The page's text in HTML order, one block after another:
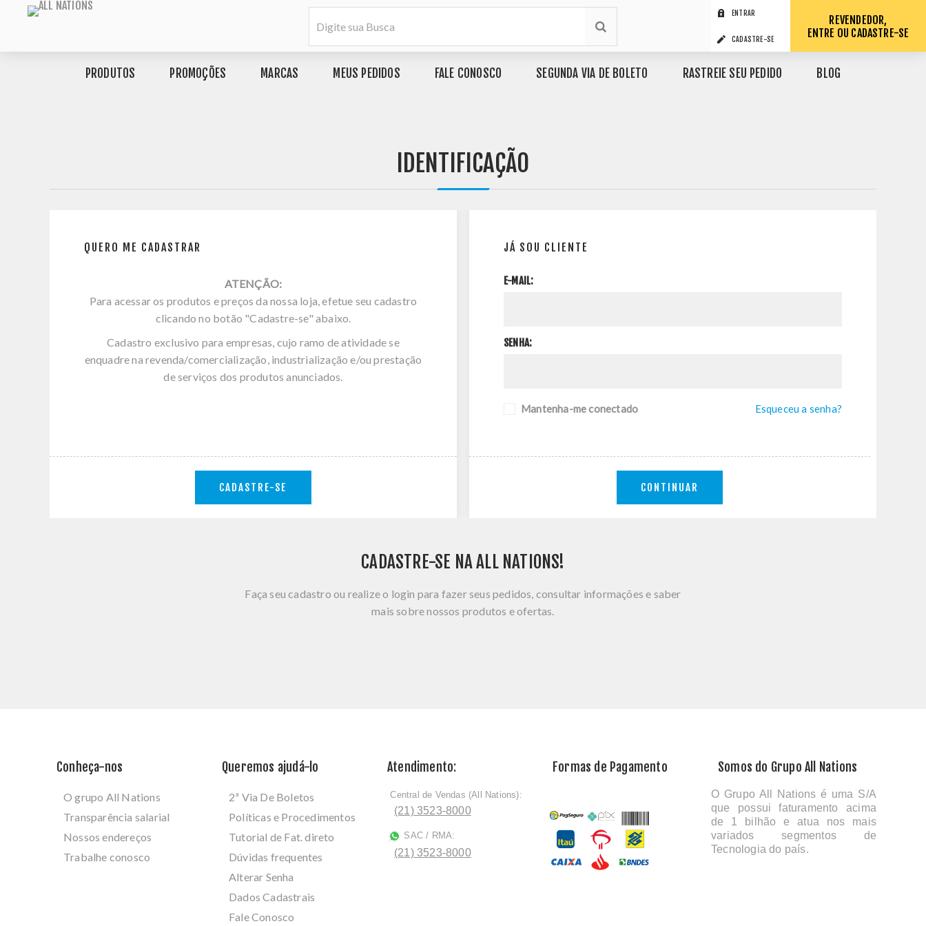
ENTRAR
CADASTRE-SE
REVENDEDOR,
ENTRE OU CADASTRE-SE
PRODUTOS PROMOÇÕES MARCAS MEUS PEDIDOS FALE CONOSCO SEGUNDA VIA DE BOLETO RASTREIE SEU PEDIDO BLOG
IDENTIFICAÇÃO
QUERO ME CADASTRAR
ATENÇÃO:
Para acessar os produtos e preços da nossa loja, efetue seu cadastro
clicando no botão "Cadastre-se" abaixo.
Cadastro exclusivo para empresas, cujo ramo de atividade se
enquadre na revenda/comercialização, industrialização e/ou prestação
de serviços dos produtos anunciados.
CADASTRE-SE
JÁ SOU CLIENTE
E-MAIL:
SENHA:
Mantenha-me conectado Esqueceu a senha?
CONTINUAR
CADASTRE-SE NA ALL NATIONS!
Faça seu cadastro ou realize o login para fazer seus pedidos, consultar informações e saber
mais sobre nossos produtos e ofertas.
Conheça-nos
O grupo All Nations
Transparência salarial
Nossos endereços
Trabalhe conosco
Queremos ajudá-lo
2ª Via De Boletos
Políticas e Procedimentos
Tutorial de Fat. direto
Dúvidas frequentes
Alterar Senha
Dados Cadastrais
Fale Conosco
Atendimento:
ﾠCentral de Vendas (All Nations):
(21) 3523-8000
SAC / RMA:
(21) 3523-8000
Formas de Pagamento Somos do Grupo All Nations
O Grupo All Nations é uma S/A
que possui faturamento acima
de 1 bilhão e atua nos mais
variados segmentos de
Tecnologia do país.